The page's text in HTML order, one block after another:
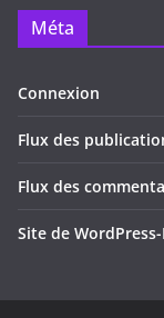
Méta
Connexion
Flux des
Flux des
Site de WordPress-